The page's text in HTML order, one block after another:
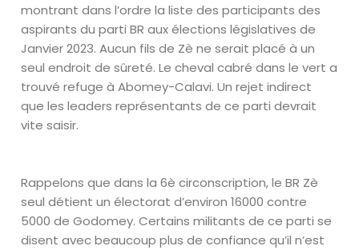
montrant dans l’ordre la liste des participants des
aspirants du parti BR aux élections législatives de
Janvier 2023. Aucun fils de Zè ne serait placé à un
seul endroit de sûreté. Le cheval cabré dans le vert a
trouvé refuge à Abomey-Calavi. Un rejet indirect
que les leaders représentants de ce parti devrait
vite saisir.
Rappelons que dans la 6è circonscription, le BR Zè
seul détient un électorat d’environ 16000 contre
5000 de Godomey. Certains militants de ce parti se
disent avec beaucoup plus de confiance qu’il n’est